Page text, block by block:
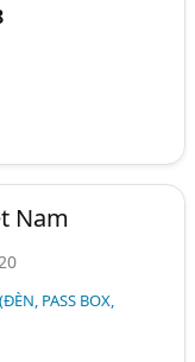
Nam
PASS BOX,